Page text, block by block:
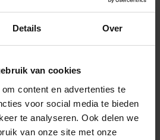
Details Over
van cookies
content en advertenties te
voor social media te bieden
te analyseren. Ook delen we
van onze site met onze
fashionkleuren Ingrediënten * 7
Form...
639370912790